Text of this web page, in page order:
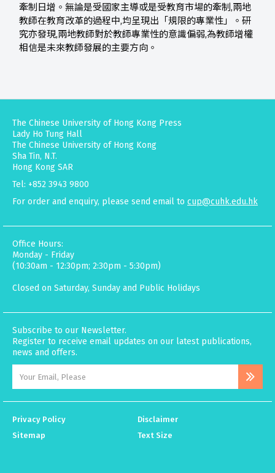
牽制日增。無論是受國家主導或是受教育市場的牽制,兩地
教師在教育改革的過程中,均呈現出「規限的專業性」。研
究亦發現,兩地教師對於教師專業性的意識偏弱,為教師增權
相信是未來教師發展的主要方向。
The Chinese University of Hong Kong Press
Lady Ho Tung Hall
The Chinese University of Hong Kong
Sha Tin, N.T.
Hong Kong SAR
Tel: +852 3943 9800
For order and enquiry, please send email to cup@cuhk.edu.hk
Office Hours:
Monday - Friday
(10:30am - 12:30pm; 2:30pm - 5:30pm)
Closed on Saturday, Sunday and Public Holidays
Subscribe to our Newsletter.
Register to receive email updates on our latest publications,
news and offers.
Privacy Policy
Disclaimer
Sitemap
Text Size